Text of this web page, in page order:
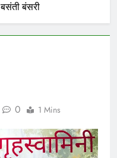
बसंती बंसरी
0 1 Mins